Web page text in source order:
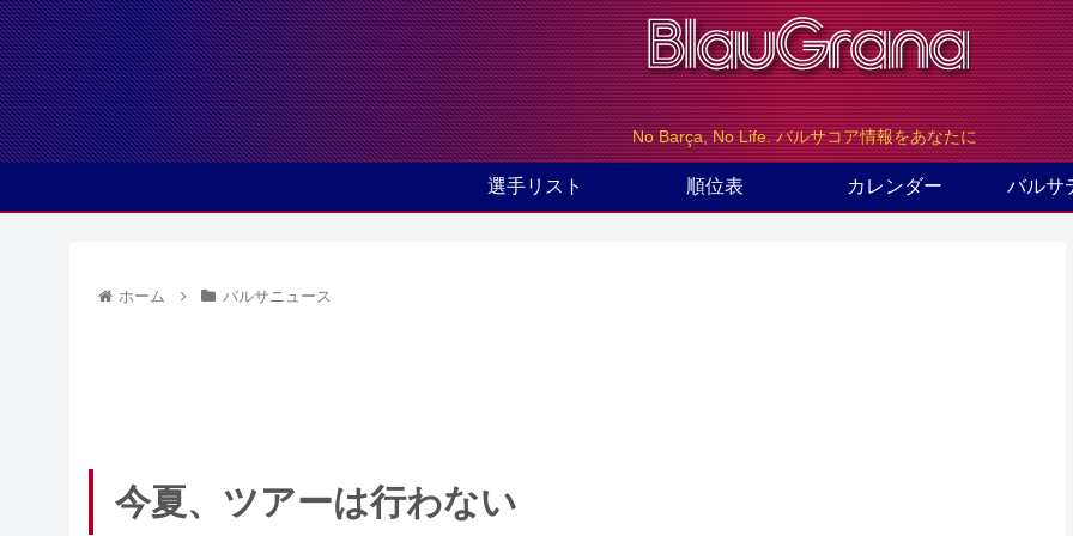
No Barça, No Life. バルサコア情報をあなたに
選手リスト 順位表 カレンダー バルサ
ホーム バルサニュース
今夏、ツアーは行わない